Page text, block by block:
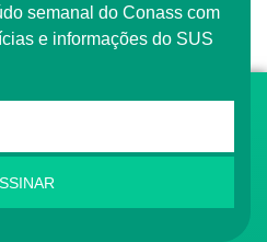
semanal do Conass com
e informações do SUS